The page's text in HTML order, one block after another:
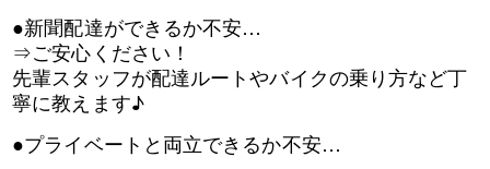
●新聞配達ができるか不安…
⇒ご安心ください！
先輩スタッフが配達ルートやバイクの乗り方など丁
寧に教えます♪
●プライベートと両立できるか不安…